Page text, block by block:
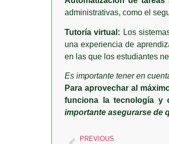
administrativas, como el
Tutoría virtual: Los
una experiencia de
en las que los estudiantes
Es importante tener en
Para aprovechar al
funciona la tecnología y
importante asegurarse de
PREVIOUS